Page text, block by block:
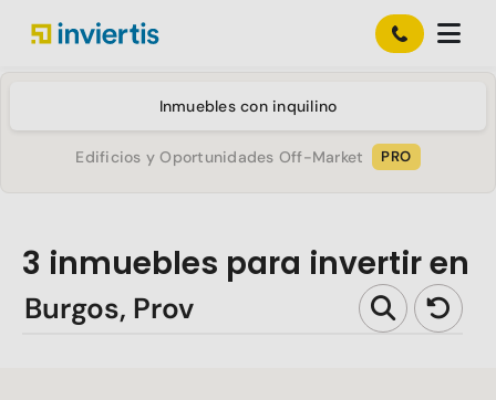
Inmuebles con inquilino
Edificios y Oportunidades Off-Market PRO
3 inmuebles para invertir en